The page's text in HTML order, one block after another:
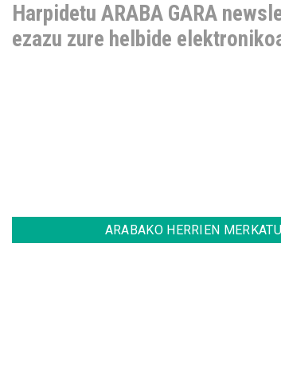
Harpidetu ARABA GARA
ezazu zure helbide
ARABAKO HERRIEN